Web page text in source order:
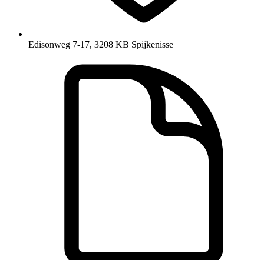
Edisonweg 7-17, 3208 KB Spijkenisse